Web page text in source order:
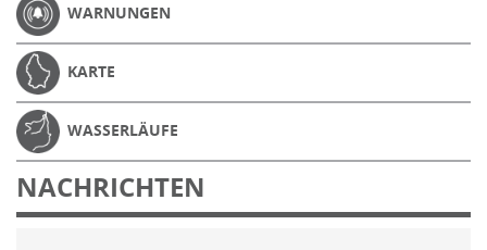
WARNUNGEN
KARTE
WASSERLÄUFE
NACHRICHTEN